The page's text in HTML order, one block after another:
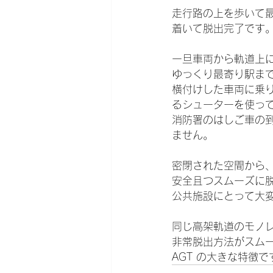
走行路の上を歩いて
着いて脱出完了です
一旦車両から軌道上
ゆっくり最寄り駅ま
横付けした車両に乗
るシューターを使っ
消防署のはしご車の
ません。
密閉された空間から
安全且つスムーズに
公共施設にとって大
同じ高架軌道のモノ
非常脱出方法がスム
AGT の大きな特徴で